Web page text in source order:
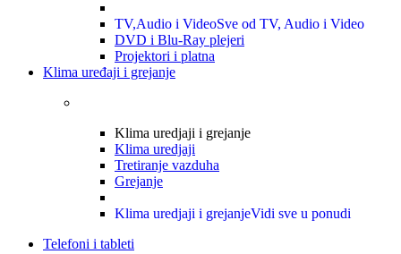
TV,Audio i VideoSve od TV, Audio i Video
DVD i Blu-Ray plejeri
Projektori i platna
Klima uređaji i grejanje
Klima uredjaji i grejanje
Klima uredjaji
Tretiranje vazduha
Grejanje
Klima uredjaji i grejanjeVidi sve u ponudi
Telefoni i tableti